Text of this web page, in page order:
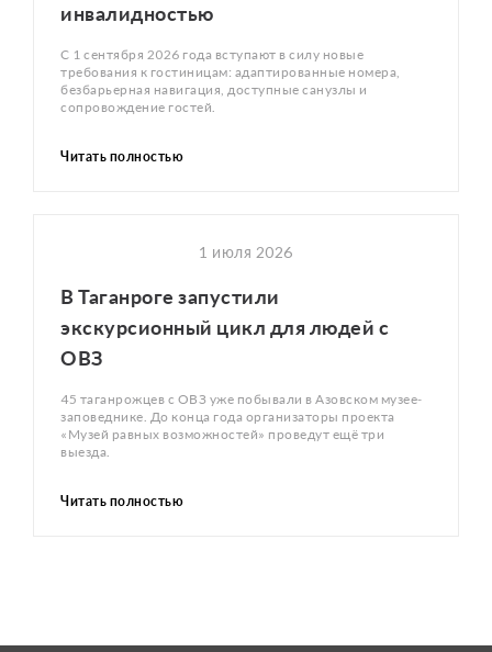
инвалидностью
С 1 сентября 2026 года вступают в силу новые
требования к гостиницам: адаптированные номера,
безбарьерная навигация, доступные санузлы и
сопровождение гостей.
Читать полностью
1 июля 2026
В Таганроге запустили
экскурсионный цикл для людей с
ОВЗ
45 таганрожцев с ОВЗ уже побывали в Азовском музее-
заповеднике. До конца года организаторы проекта
«Музей равных возможностей» проведут ещё три
выезда.
Читать полностью